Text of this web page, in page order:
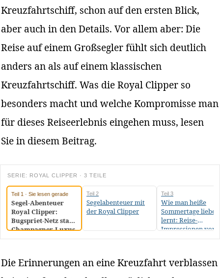
Kreuzfahrtschiff, schon auf den ersten Blick,
aber auch in den Details. Vor allem aber: Die
Reise auf einem Großsegler fühlt sich deutlich
anders an als auf einem klassischen
Kreuzfahrtschiff. Was die Royal Clipper so
besonders macht und welche Kompromisse man
für dieses Reiseerlebnis eingehen muss, lesen
Sie in diesem Beitrag.
SERIE: ROYAL CLIPPER · 3 TEILE
Teil 1 · Sie lesen gerade
Segel-Abenteuer
Royal Clipper:
Bugspriet-Netz statt
Champagner-Luxus
Teil 2
Segelabenteuer mit
der Royal Clipper
Teil 3
Wie man heiße
Sommertage lieben
lernt: Reise-
Impressionen von
der Royal Clipper
Die Erinnerungen an eine Kreuzfahrt verblassen